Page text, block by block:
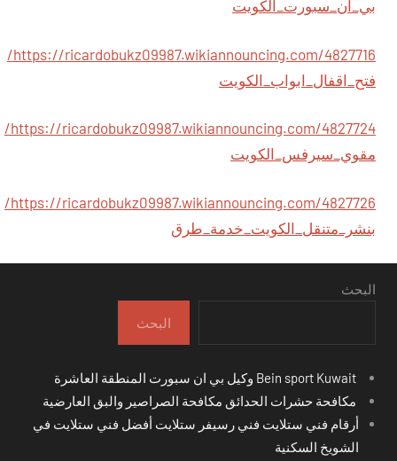
بي_ان_سبورت_الكويت
https://ricardobukz09987.wikiannouncing.com/4827716/
فتح_اقفال_ابواب_الكويت
https://ricardobukz09987.wikiannouncing.com/4827724/
مقوي_سيرفس_الكويت
https://ricardobukz09987.wikiannouncing.com/4827726/
بنشر_متنقل_الكويت_خدمة_طرق
البحث
البحث
مكافحة حشرات الحدائق مكافحة الصراصير والبق العارضية
أرقام فني ستلايت فني رسيفر ستلايت أفضل فني ستلايت في
الشويخ السكنية